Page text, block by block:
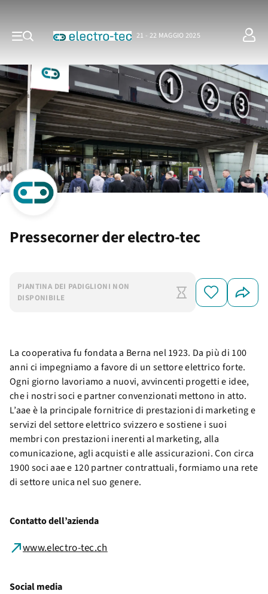
21 - 22 MAGGIO 2025
Pressecorner der electro-tec
PIANTINA DEI PADIGLIONI NON
DISPONIBILE
La cooperativa fu fondata a Berna nel 1923. Da più di 100
anni ci impegniamo a favore di un settore elettrico forte.
Ogni giorno lavoriamo a nuovi, avvincenti progetti e idee,
che i nostri soci e partner convenzionati mettono in atto.
L’aae è la principale fornitrice di prestazioni di marketing e
servizi del settore elettrico svizzero e sostiene i suoi
membri con prestazioni inerenti al marketing, alla
comunicazione, agli acquisti e alle assicurazioni. Con circa
1900 soci aae e 120 partner contrattuali, formiamo una rete
di settore unica nel suo genere.
Contatto dell’azienda
www.electro-tec.ch
Social media